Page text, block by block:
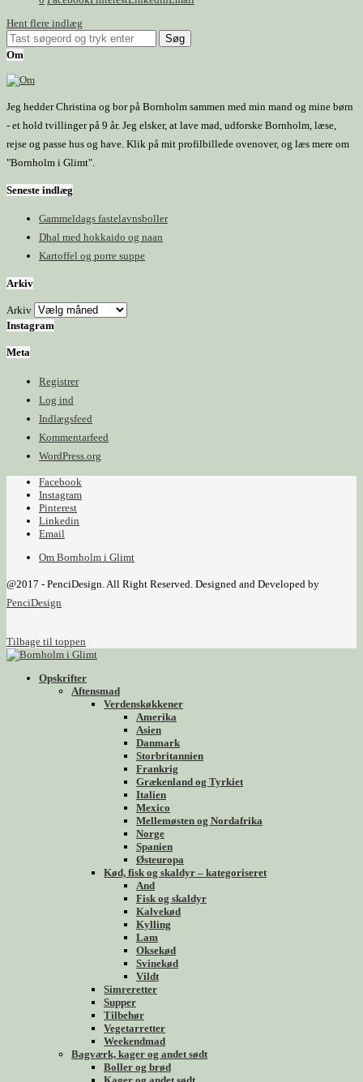
Hent flere indlæg
Om
Jeg hedder Christina og bor på Bornholm sammen med min mand og mine børn
- et hold tvillinger på 9 år. Jeg elsker, at lave mad, udforske Bornholm, læse,
rejse og passe hus og have. Klik på mit profilbillede ovenover, og læs mere om
"Bornholm i Glimt".
Seneste indlæg
Gammeldags fastelavnsboller
Dhal med hokkaido og naan
Kartoffel og porre suppe
Arkiv
Arkiv
Instagram
Meta
Registrer
Log ind
Indlægsfeed
Kommentarfeed
WordPress.org
Facebook
Instagram
Pinterest
Linkedin
Email
Om Bornholm i Glimt
@2017 - PenciDesign. All Right Reserved. Designed and Developed by
PenciDesign
Tilbage til toppen
Opskrifter
Aftensmad
Verdenskøkkener
Amerika
Asien
Danmark
Storbritannien
Frankrig
Grækenland og Tyrkiet
Italien
Mexico
Mellemøsten og Nordafrika
Norge
Spanien
Østeuropa
Kød, fisk og skaldyr – kategoriseret
And
Fisk og skaldyr
Kalvekød
Kylling
Lam
Oksekød
Svinekød
Vildt
Simreretter
Supper
Tilbehør
Vegetarretter
Weekendmad
Bagværk, kager og andet sødt
Boller og brød